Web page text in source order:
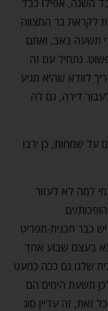
לקראת בר המצווה
תשעה באב, ואתם
נתחיל עם זה
לוודא שהיא תגיע
דירה, גם לה
על שמחות, כן ירבו
למה לא לעזור
ים
יש כבר תכנית-תפריט
בעצם שבוע אחד
שלנו גם ככה כמעט
תשעת הימים הם
זאת, זה עדיין סוג